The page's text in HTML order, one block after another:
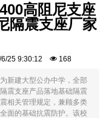
高阻尼支座
隔震支座厂家
25 9:30:12 168
新建大型公办中学，全部
震支座产品落地基础隔震
相关管理规定，兼顾多类
面的基础抗震防护。该校